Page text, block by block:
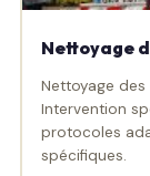
Nettoyage
Nettoyage
Intervention
protocoles
spécifiques.